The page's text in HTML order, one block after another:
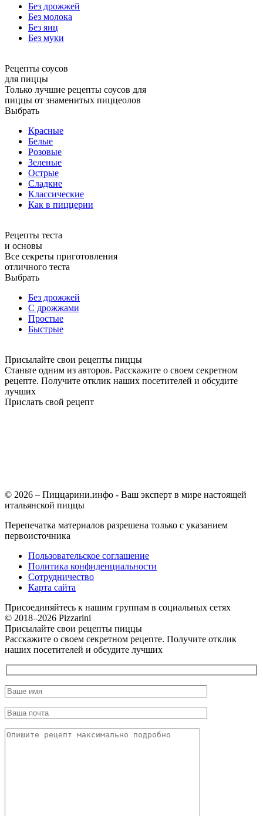
Без дрожжей
Без молока
Без яиц
Без муки
Рецепты соусов
для пиццы
Только лучшие рецепты соусов для
пиццы от знаменитых пиццеолов
Выбрать
Красные
Белые
Розовые
Зеленые
Острые
Сладкие
Классические
Как в пиццерии
Рецепты теста
и основы
Все секреты приготовления
отличного теста
Выбрать
Без дрожжей
С дрожжами
Простые
Быстрые
Присылайте свои рецепты пиццы
Станьте одним из авторов. Расскажите о своем секретном
рецепте. Получите отклик наших посетителей и обсудите
лучших
Прислать свой рецепт
© 2026 – Пиццарини.инфо - Ваш эксперт в мире настоящей
итальянской пиццы
Перепечатка материалов разрешена только с указанием
первоисточника
Пользовательское соглашение
Политика конфиденциальности
Сотрудничество
Карта сайта
Присоединяйтесь к нашим группам в социальных сетях
© 2018–2026 Pizzarini
Присылайте свои рецепты пиццы
Расскажите о своем секретном рецепте. Получите отклик
наших посетителей и обсудите лучших